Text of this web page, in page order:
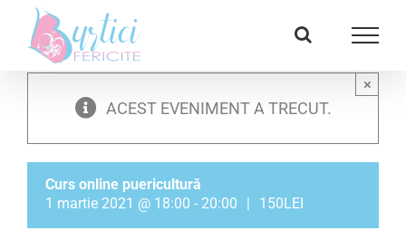
content
mail:
ACEST EVENIMENT A TRECUT.
×
Curs online puericultură
1 martie 2021 @ 18:00 - 20:00 | 150LEI